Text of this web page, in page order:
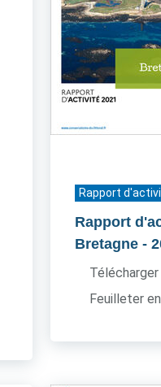
Rapport
Rapport
Bretagne -
Feuilleter